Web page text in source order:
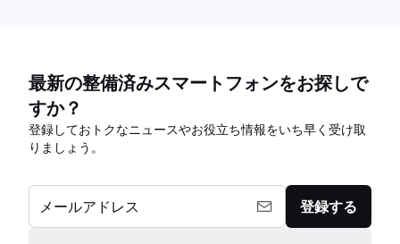
最新の整備済みスマートフォンをお探しで
すか？
登録しておトクなニュースやお役立ち情報をいち早く受け取
りましょう。
メールアドレス 登録する